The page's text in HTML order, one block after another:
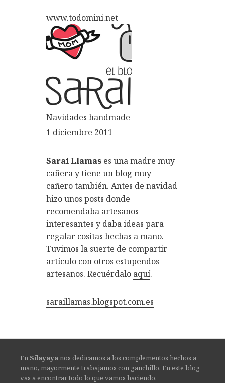
www.todomini.net
Navidades handmade
1 diciembre 2011
Sarai Llamas es una madre muy
cañera y tiene un blog muy
cañero también. Antes de navidad
hizo unos posts donde
recomendaba artesanos
interesantes y daba ideas para
regalar cositas hechas a mano.
Tuvimos la suerte de compartir
artículo con otros estupendos
artesanos. Recuérdalo aquí.
saraillamas.blogspot.com.es
En Silayayanos dedicamos a los complementos hechos a
mano, mayormente trabajamos con ganchillo. En este blog
vas a encontrar todo lo que vamos haciendo.